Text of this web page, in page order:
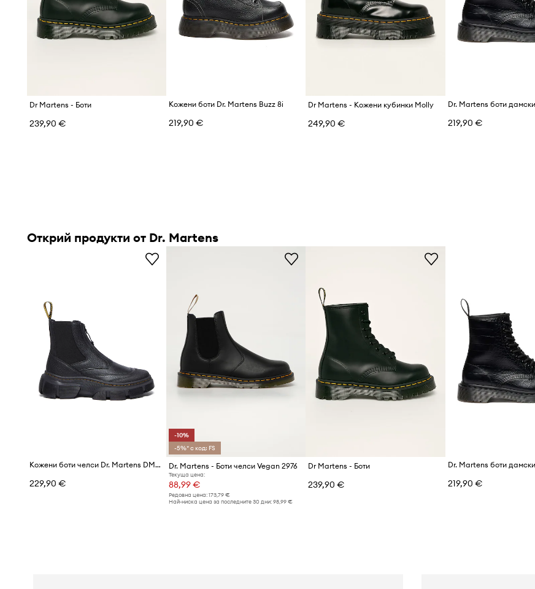
Цвят
Код на продукта
Dr Martens - Боти
239,90 €
Кожени боти Dr. Martens Buzz 8i
219,90 €
Dr Martens - Кожени кубинки Molly
249,90 € 219,90 €
Открий продукти от Dr. Martens
Кожени боти челси Dr. Martens DMXL Zip Chelsea
229,90 €
-10%
-5%* с код: FS
Dr. Martens - Боти челси Vegan 2976
Текуща цена:
88,99 €
Редовна цена:173,79 €
Най-ниска цена за последните 30 дни:98,99 €
Dr Martens - Боти
239,90 € 219,90 €